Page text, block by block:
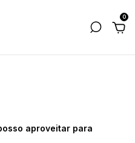
0
aproveitar para